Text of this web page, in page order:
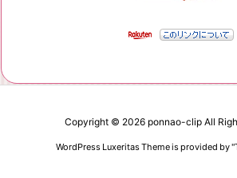
Copyright © 2026 ponnao-clip All
WordPress Luxeritas Theme is provided by "